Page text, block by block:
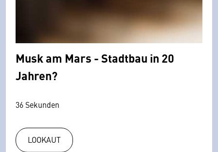
Musk am Mars - Stadtbau in 20
Jahren?
36 Sekunden
LOOKAUT